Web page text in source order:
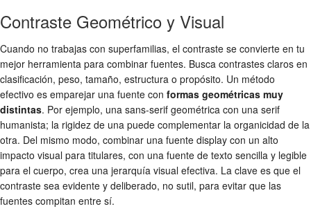
Contraste Geométrico y Visual
Cuando no trabajas con superfamilias, el contraste se convierte en tu
mejor herramienta para combinar fuentes. Busca contrastes claros en
clasificación, peso, tamaño, estructura o propósito. Un método
efectivo es emparejar una fuente con formas geométricas muy
distintas. Por ejemplo, una sans-serif geométrica con una serif
humanista; la rigidez de una puede complementar la organicidad de la
otra. Del mismo modo, combinar una fuente display con un alto
impacto visual para titulares, con una fuente de texto sencilla y legible
para el cuerpo, crea una jerarquía visual efectiva. La clave es que el
contraste sea evidente y deliberado, no sutil, para evitar que las
fuentes compitan entre sí.